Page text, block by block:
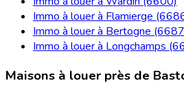
Immo à louer à Flamierge
Immo à louer à Bertogne
Immo à louer à Longchamps
Maisons à louer près de